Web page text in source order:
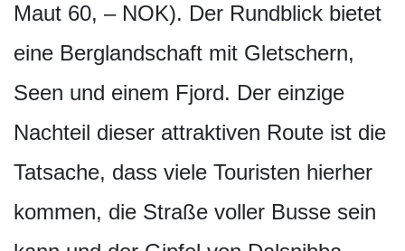
Maut 60, – NOK). Der Rundblick bietet
eine Berglandschaft mit Gletschern,
Seen und einem Fjord. Der einzige
Nachteil dieser attraktiven Route ist die
Tatsache, dass viele Touristen hierher
kommen, die Straße voller Busse sein